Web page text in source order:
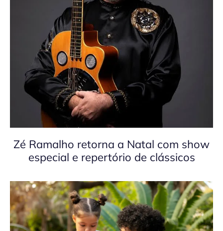
Zé Ramalho retorna a Natal com show
especial e repertório de clássicos